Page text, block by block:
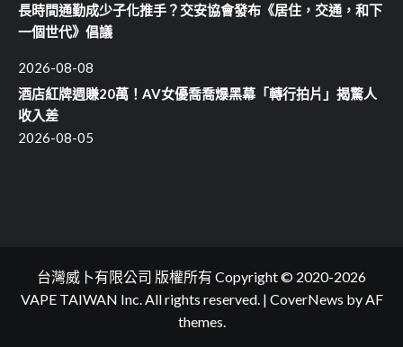
長時間通勤成少子化推手？交安協會發布《居住，交通，和下
一個世代》倡議
2026-08-08
酒店紅牌週賺20萬！AV女優喬喬爆黑幕「轉行拍片」揭驚人
收入差
2026-08-05
台灣威卜有限公司 版權所有 Copyright © 2020-2026
VAPE TAIWAN Inc. All rights reserved. | CoverNews by AF
themes.